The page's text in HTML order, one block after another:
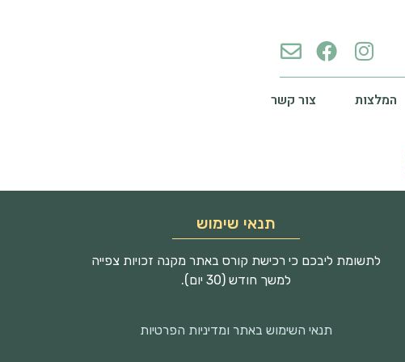
המלצות צור קשר
תנאי שימוש
לתשומת ליבכם כי רכישת קורס באתר מקנה זכויות צפייה
למשך חודש (30 יום).
תנאי השימוש באתר ומדיניות הפרטיות